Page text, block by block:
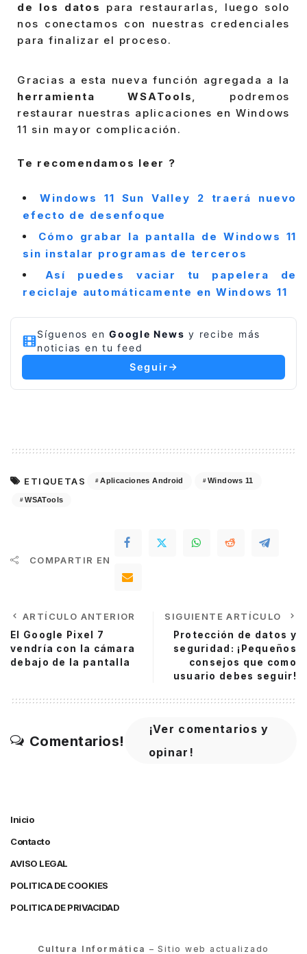
de los datos
para restaurarlas, luego solo
nos conectamos con nuestras credenciales
para finalizar el proceso.
Gracias a esta nueva función agregada a la
herramienta WSATools, podremos
restaurar nuestras aplicaciones en Windows
11 sin mayor complicación.
Te recomendamos leer ?
Windows 11 Sun Valley 2 traerá nuevo
efecto de desenfoque
Cómo grabar la pantalla de Windows 11
sin instalar programas de terceros
Así puedes vaciar tu papelera de
reciclaje automáticamente en Windows 11
Síguenos en Google News y recibe más
noticias en tu feed
Seguir
ETIQUETAS Aplicaciones Android Windows 11
WSATools
COMPARTIR EN
ARTÍCULO ANTERIOR
El Google Pixel 7
vendría con la cámara
debajo de la pantalla
SIGUIENTE ARTÍCULO
Protección de datos y
seguridad: ¡Pequeños
consejos que como
usuario debes seguir!
Comentarios!
¡Ver comentarios y
opinar!
Inicio
Contacto
AVISO LEGAL
POLITICA DE COOKIES
POLITICA DE PRIVACIDAD
Cultura Informática – Sitio web actualizado